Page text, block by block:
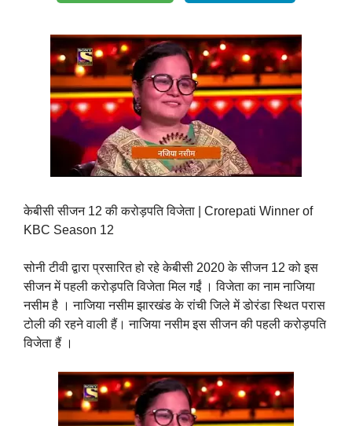
केबीसी सीजन 12 की करोड़पति विजेता | Crorepati Winner of
KBC Season 12
सोनी टीवी द्वारा प्रसारित हो रहे केबीसी 2020 के सीजन 12 को इस
सीजन में पहली करोड़पति विजेता मिल गईं । विजेता का नाम नाजिया
नसीम है । नाजिया नसीम झारखंड के रांची जिले में डोरंडा स्थित परास
टोली की रहने वाली हैं। नाजिया नसीम इस सीजन की पहली करोड़पति
विजेता हैं ।